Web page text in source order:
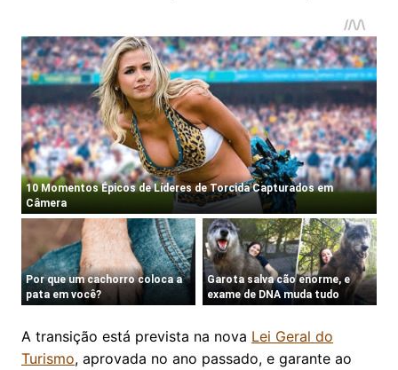
A transição está prevista na nova Lei Geral do
Turismo, aprovada no ano passado, e garante ao